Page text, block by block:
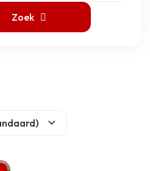
Zoek